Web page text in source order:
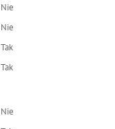
Nie
Nie
Tak
Tak
Nie